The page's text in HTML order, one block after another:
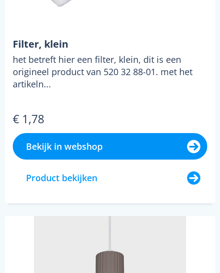
Filter, klein
het betreft hier een filter, klein, dit is een
origineel product van 520 32 88-01. met het
artikeln...
€ 1,78
Bekijk in webshop
Product bekijken